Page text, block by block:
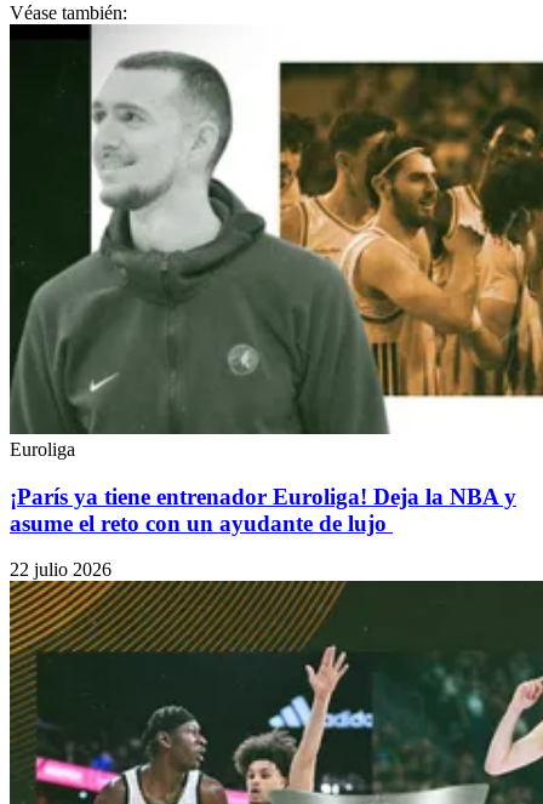
Véase también:
Euroliga
¡París ya tiene entrenador Euroliga! Deja la NBA y
asume el reto con un ayudante de lujo
22 julio 2026